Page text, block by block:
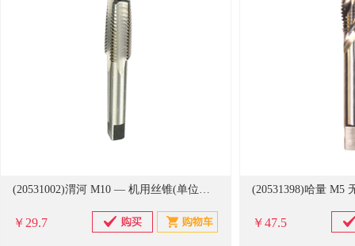
(20531002)渭河 M10 — 机用丝锥(单位：支)
￥29.7 ￥47.5